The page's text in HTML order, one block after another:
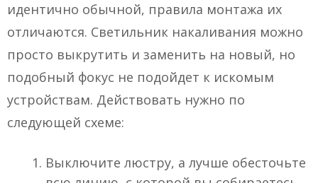
идентично обычной, правила монтажа их
отличаются. Светильник накаливания можно
просто выкрутить и заменить на новый, но
подобный фокус не подойдет к искомым
устройствам. Действовать нужно по
следующей схеме:
Выключите люстру, а лучше обесточьте